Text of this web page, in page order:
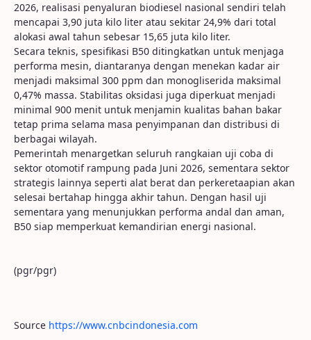
2026, realisasi penyaluran biodiesel nasional sendiri telah
mencapai 3,90 juta kilo liter atau sekitar 24,9% dari total
alokasi awal tahun sebesar 15,65 juta kilo liter.
Secara teknis, spesifikasi B50 ditingkatkan untuk menjaga
performa mesin, diantaranya dengan menekan kadar air
menjadi maksimal 300 ppm dan monogliserida maksimal
0,47% massa. Stabilitas oksidasi juga diperkuat menjadi
minimal 900 menit untuk menjamin kualitas bahan bakar
tetap prima selama masa penyimpanan dan distribusi di
berbagai wilayah.
Pemerintah menargetkan seluruh rangkaian uji coba di
sektor otomotif rampung pada Juni 2026, sementara sektor
strategis lainnya seperti alat berat dan perkeretaapian akan
selesai bertahap hingga akhir tahun. Dengan hasil uji
sementara yang menunjukkan performa andal dan aman,
B50 siap memperkuat kemandirian energi nasional.
(pgr/pgr)
Source https://www.cnbcindonesia.com